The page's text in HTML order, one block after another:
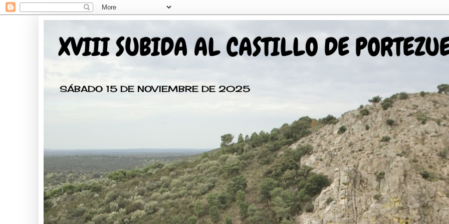
XVIII SUBIDA AL CASTILLO DE
SÁBADO 15 DE NOVIEMBRE DE 2025